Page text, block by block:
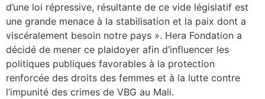
d’une loi répressive, résultante de ce vide législatif est
une grande menace à la stabilisation et la paix dont a
viscéralement besoin notre pays ». Hera Fondation a
décidé de mener ce plaidoyer afin d’influencer les
politiques publiques favorables à la protection
renforcée des droits des femmes et à la lutte contre
l’impunité des crimes de VBG au Mali.